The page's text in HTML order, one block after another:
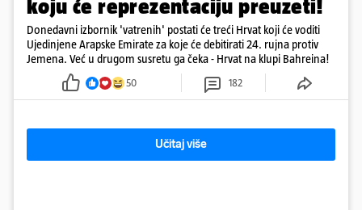
koju će reprezentaciju preuzeti!
Donedavni izbornik 'vatrenih' postati će treći Hrvat koji će voditi
Ujedinjene Arapske Emirate za koje će debitirati 24. rujna protiv
Jemena. Već u drugom susretu ga čeka - Hrvat na klupi Bahreina!
50 182
Učitaj više